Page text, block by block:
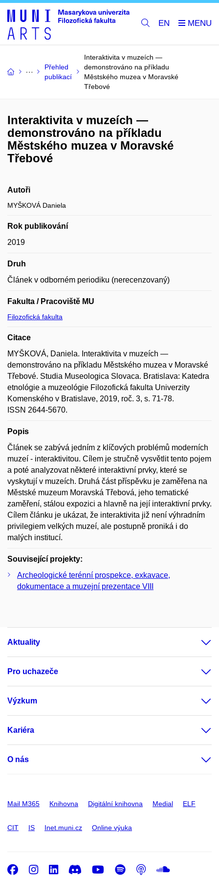
EN
Přehled
publikací
Interaktivita v muzeích —
demonstrováno na příkladu
Městského muzea v Moravské
Třebové
Interaktivita v muzeích —
demonstrováno na příkladu
Městského muzea v Moravské
Třebové
Autoři
MYŠKOVÁ Daniela
Rok publikování
2019
Druh
Článek v odborném periodiku (nerecenzovaný)
Fakulta / Pracoviště MU
Filozofická fakulta
Citace
MYŠKOVÁ, Daniela. Interaktivita v muzeích —
demonstrováno na příkladu Městského muzea v Moravské
Třebové. Studia Museologica Slovaca. Bratislava: Katedra
etnológie a muzeológie Filozofická fakulta Univerzity
Komenského v Bratislave, 2019, roč. 3, s. 71-78.
ISSN 2644-5670.
Popis
Článek se zabývá jedním z klíčových problémů moderních
muzeí - interaktivitou. Cílem je stručně vysvětlit tento pojem
a poté analyzovat některé interaktivní prvky, které se
vyskytují v muzeích. Druhá část příspěvku je zaměřena na
Městské muzeum Moravská Třebová, jeho tematické
zaměření, stálou expozici a hlavně na její interaktivní prvky.
Cílem článku je ukázat, že interaktivita již není výhradním
privilegiem velkých muzeí, ale postupně proniká i do
malých institucí.
Související projekty:
Archeologické terénní prospekce, exkavace,
dokumentace a muzejní prezentace VIII
Aktuality
Pro uchazeče
Výzkum
Kariéra
O nás
Mail M365 Knihovna Digitální knihovna Medial ELF
CIT IS Inet.muni.cz Online výuka
Facebook
Instagram
LinkedIn
DiscordYoutube
Spotify
Podcast